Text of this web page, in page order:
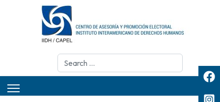
Search